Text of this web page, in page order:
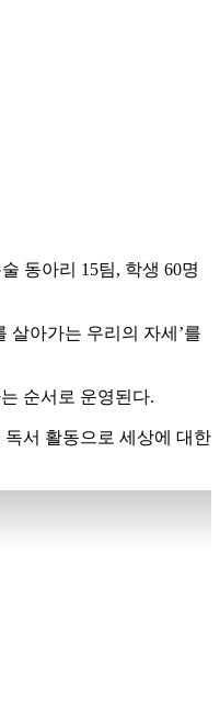
동아리 15팀, 학생 60명
살아가는 우리의 자세’를
순서로 운영된다.
서 활동으로 세상에 대한